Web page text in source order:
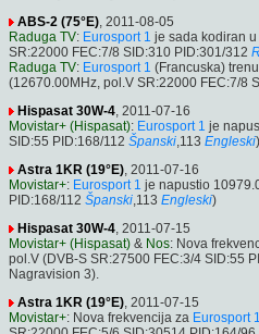
ABS-2 (75°E), 2011-08-05
Raduga TV: Eurosport 1 je sada kodiran
SR:22000 FEC:7/8 SID:310 PID:301/312
Raduga TV: Eurosport 1 (Francuska)
(12670.00MHz, pol.V SR:22000 FEC:7/8
Hispasat 30W-4, 2011-07-16
Movistar+ (Hispasat): Eurosport 1 je
SID:55 PID:168/112 Španski,113 Engleski)
Astra 1KR (19°E), 2011-07-16
Movistar+: Eurosport 1 je napustio
PID:168/112 Španski,113 Engleski)
Hispasat 30W-4, 2011-07-15
Movistar+ (Hispasat) & Nos: Nova
pol.V (DVB-S SR:27500 FEC:3/4 SID:55
Nagravision 3).
Astra 1KR (19°E), 2011-07-15
Movistar+: Nova frekvencija za Eurosport 1